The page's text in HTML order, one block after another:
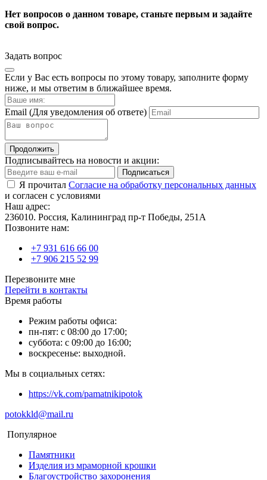
Нет вопросов о данном товаре, станьте первым и задайте
свой вопрос.
Задать вопрос
Если у Вас есть вопросы по этому товару, заполните форму
ниже, и мы ответим в ближайшее время.
Email (Для уведомления об ответе)
Продолжить
Подписывайтесь на новости и акции:
Подписаться
Я прочитал Согласие на обработку персональных данных
и согласен с условиями
Наш адрес:
236010. Россия, Калининград пр-т Победы, 251А
Позвоните нам:
+7 931 616 66 00
+7 906 215 52 99
Перезвоните мне
Перейти в контакты
Время работы
Режим работы офиса:
пн-пят: с 08:00 до 17:00;
суббота: с 09:00 до 16:00;
воскресенье: выходной.
Мы в социальных сетях:
https://vk.com/pamatnikipotok
potokkld@mail.ru
Популярное
Памятники
Изделия из мраморной крошки
Благоустройство захоронения